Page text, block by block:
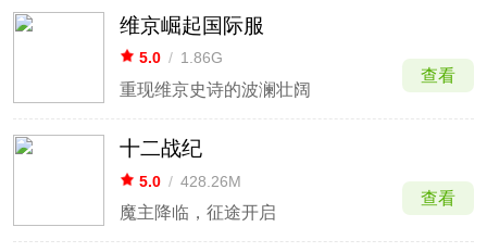
维京崛起国际服
5.0 / 1.86G
重现维京史诗的波澜壮阔
查看
十二战纪
5.0 / 428.26M
魔主降临，征途开启
查看